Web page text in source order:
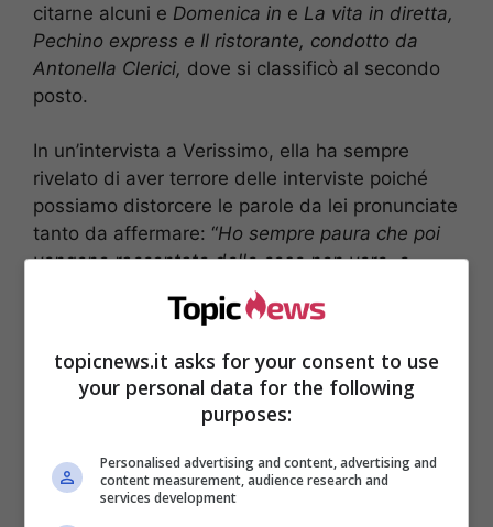
citarne alcuni e Domenica in e La vita in diretta,
Pechino express e Il ristorante, condotto da
Antonella Clerici, dove si classificò al secondo
posto.
In un’intervista a Verissimo, ella ha sempre
rivelato di aver terrore delle interviste poiché
possiamo distorcere le parole da lei pronunciate
tanto da affermare: “Ho sempre paura che poi
vengono raccontate delle cose non vere, e
quindi, solo in casi necessari dove proprio non
posso sottrarmi”.
topicnews.it asks for your consent to use
your personal data for the following
purposes:
Personalised advertising and content, advertising and
content measurement, audience research and
services development